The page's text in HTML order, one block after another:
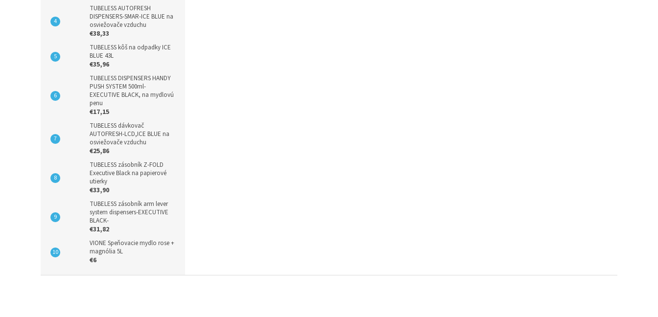
TUBELESS AUTOFRESH
DISPENSERS-SMAR-ICE BLUE na
osviežovače vzduchu
€38,33
TUBELESS kôš na odpadky ICE
BLUE 43L
€35,96
TUBELESS DISPENSERS HANDY
PUSH SYSTEM 500ml-
EXECUTIVE BLACK, na mydlovú
penu
€17,15
TUBELESS dávkovač
AUTOFRESH-LCD,ICE BLUE na
osviežovače vzduchu
€25,86
TUBELESS zásobník Z-FOLD
Executive Black na papierové
utierky
€33,90
TUBELESS zásobník arm lever
system dispensers-EXECUTIVE
BLACK-
€31,82
VIONE Speňovacie mydlo rose +
magnólia 5L
€6